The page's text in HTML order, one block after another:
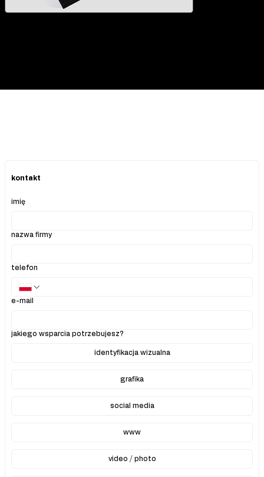
kontakt
imię
nazwa firmy
telefon
e-mail
jakiego wsparcia potrzebujesz?
identyfikacja wizualna
grafika
social media
www
video / photo